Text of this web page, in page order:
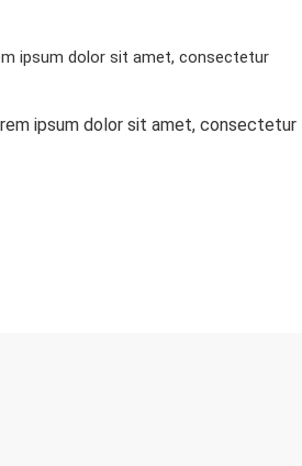
ipsum dolor sit amet, consectetur
ipsum dolor sit amet, consectetur